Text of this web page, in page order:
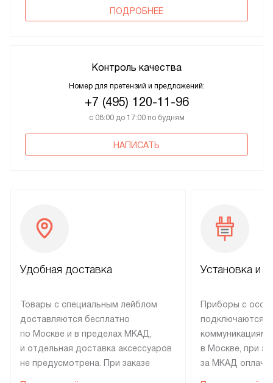
ПОДРОБНЕЕ
Контроль качества
Номер для претензий и предложений:
+7 (495) 120-11-96
с 08:00 до 17:00 по будням
НАПИСАТЬ
Удобная доставка
Товары с специальным лейблом
доставляются бесплатно
по Москве и в пределах МКАД,
и отдельная доставка аксессуаров
не предусмотрена. При заказе
Установка и
Приборы с
подключаются к
коммуникациям
в Москве, при
за МКАД